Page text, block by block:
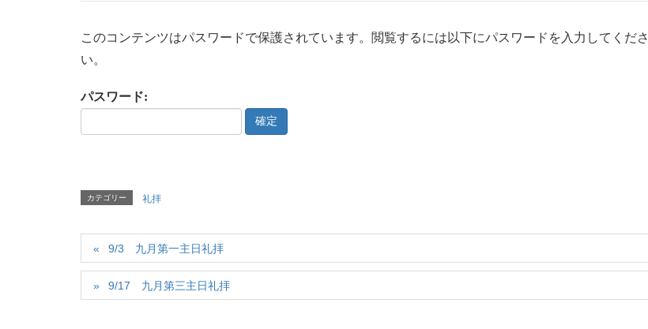
このコンテンツはパスワードで保護されています。閲覧するには以下にパスワードを入力してくださ
い。
パスワード:
カテゴリー 礼拝
9/3 九月第一主日礼拝
9/17 九月第三主日礼拝